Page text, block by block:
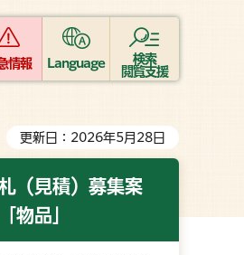
情報 Language
検索
閲覧支援
更新日：2026年5月28日
（見積）募集案
物品」